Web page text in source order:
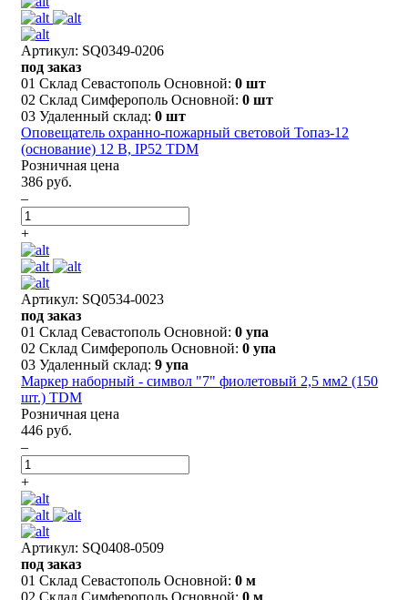
Артикул: SQ0349-0206
под заказ
01 Склад Севастополь Основной: 0 шт
02 Склад Симферополь Основной: 0 шт
03 Удаленный склад: 0 шт
Оповещатель охранно-пожарный световой Топаз-12
(основание) 12 В, IP52 TDM
Розничная цена
386 руб.
–
+
Артикул: SQ0534-0023
под заказ
01 Склад Севастополь Основной: 0 упа
02 Склад Симферополь Основной: 0 упа
03 Удаленный склад: 9 упа
Маркер наборный - символ "7" фиолетовый 2,5 мм2 (150
шт.) TDM
Розничная цена
446 руб.
–
+
Артикул: SQ0408-0509
под заказ
01 Склад Севастополь Основной: 0 м
02 Склад Симферополь Основной: 0 м